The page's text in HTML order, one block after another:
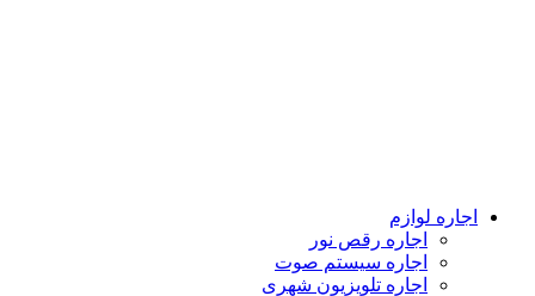
اجاره لوازم
اجاره رقص نور
اجاره سیستم صوت
اجاره تلویزیون شهری